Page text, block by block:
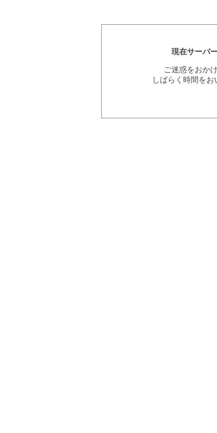
現在サーバ
ご迷惑をおか
しばらく時間を